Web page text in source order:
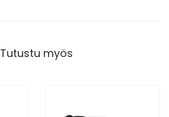
Tutustu myös